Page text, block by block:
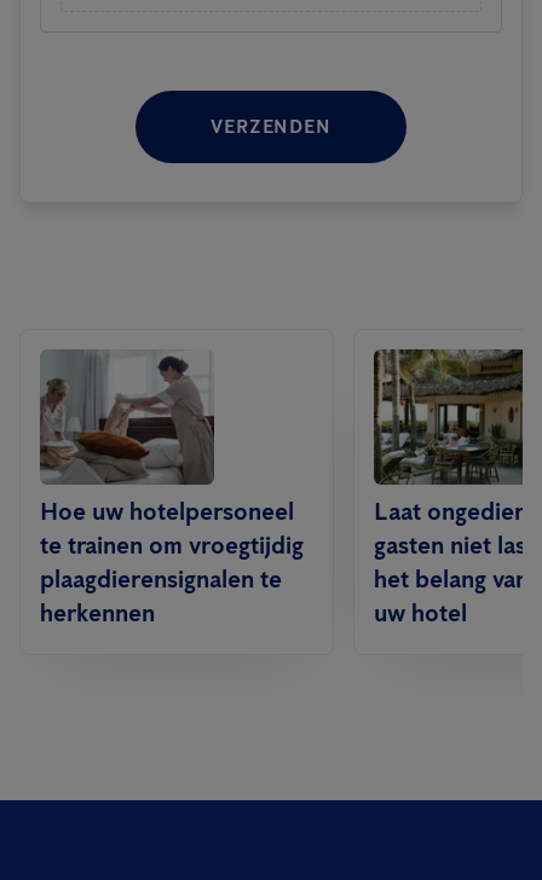
VERZENDEN
Hoe uw hotelpersoneel
te trainen om vroegtijdig
plaagdierensignalen te
herkennen
Laat
gasten niet
het belang van
uw hotel